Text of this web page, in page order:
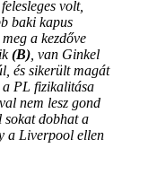
volt,
baki kapus
a kezdőve
(B) , van Ginkel
és sikerült magát
a PL fizikalitása
nem lesz gond
sokat dobhat a
a Liverpool ellen